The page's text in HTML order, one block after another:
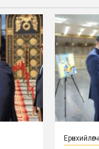
Ерөнхийлөгч